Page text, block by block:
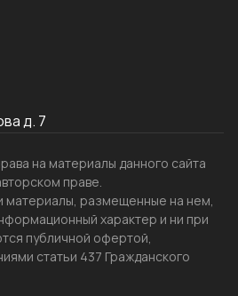
д. 7
на материалы данного сайта
праве.
материалы, размещенные на нем,
характер и ни при
публичной офертой,
статьи 437 Гражданского